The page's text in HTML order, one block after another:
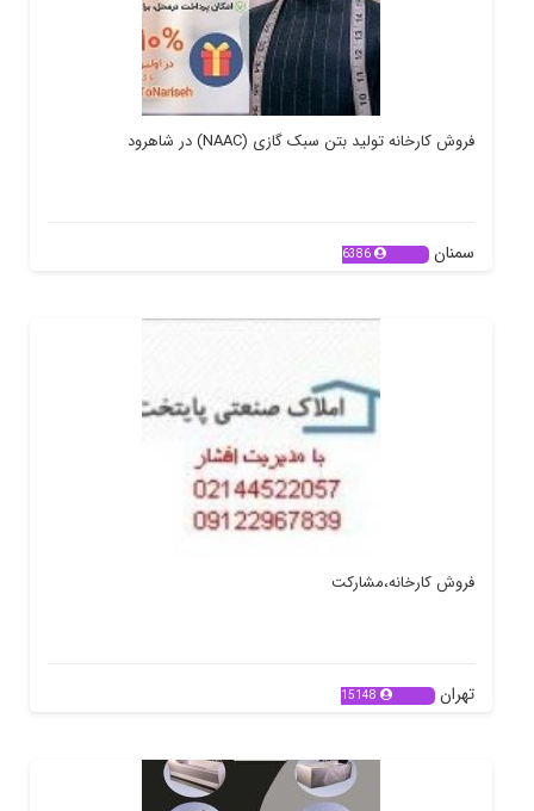
فروش کارخانه تولید بتن سبک گازی (NAAC) در شاهرود
سمنان 6386
فروش کارخانه،مشارکت
تهران 15148